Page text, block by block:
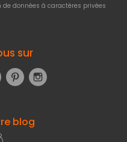
données à caractères privées
sur
Google+Pinterest
blog